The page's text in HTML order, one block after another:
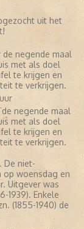
uit het
negende maal
met als doel
te krijgen en
te verkrijgen.
negende maal
met als doel
te krijgen en
te verkrijgen.
De niet-
op woensdag en
Uitgever was
1939). Enkele
(1855-1940) de